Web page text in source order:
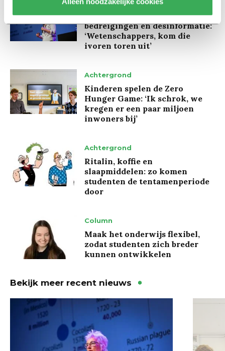
Interview
Marion Koopmans over online
bedreigingen en desinformatie:
‘Wetenschappers, kom die
ivoren toren uit’
Achtergrond
Kinderen spelen de Zero
Hunger Game: ‘Ik schrok, we
kregen er een paar miljoen
inwoners bij’
Achtergrond
Ritalin, koffie en
slaapmiddelen: zo komen
studenten de tentamenperiode
door
Column
Maak het onderwijs flexibel,
zodat studenten zich breder
kunnen ontwikkelen
Bekijk meer recent nieuws